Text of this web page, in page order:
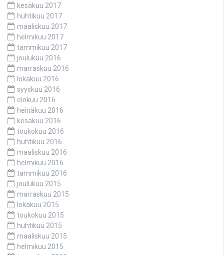
kesäkuu 2017
huhtikuu 2017
maaliskuu 2017
helmikuu 2017
tammikuu 2017
joulukuu 2016
marraskuu 2016
lokakuu 2016
syyskuu 2016
elokuu 2016
heinäkuu 2016
kesäkuu 2016
toukokuu 2016
huhtikuu 2016
maaliskuu 2016
helmikuu 2016
tammikuu 2016
joulukuu 2015
marraskuu 2015
lokakuu 2015
toukokuu 2015
huhtikuu 2015
maaliskuu 2015
helmikuu 2015